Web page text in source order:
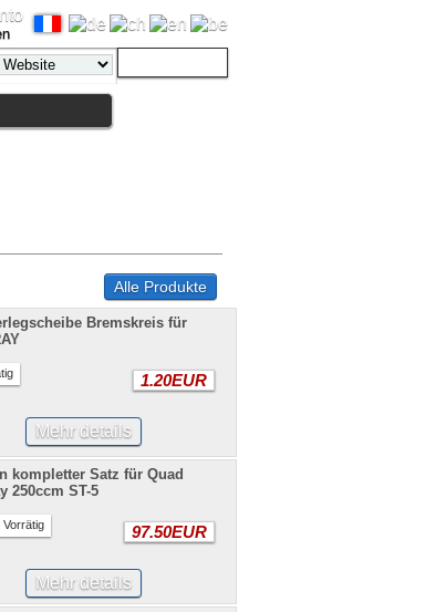
Alle Produkte
Bremskreis für
1.20EUR
Mehr details
kompletter Satz für Quad
250ccm ST-5
97.50EUR
Mehr details